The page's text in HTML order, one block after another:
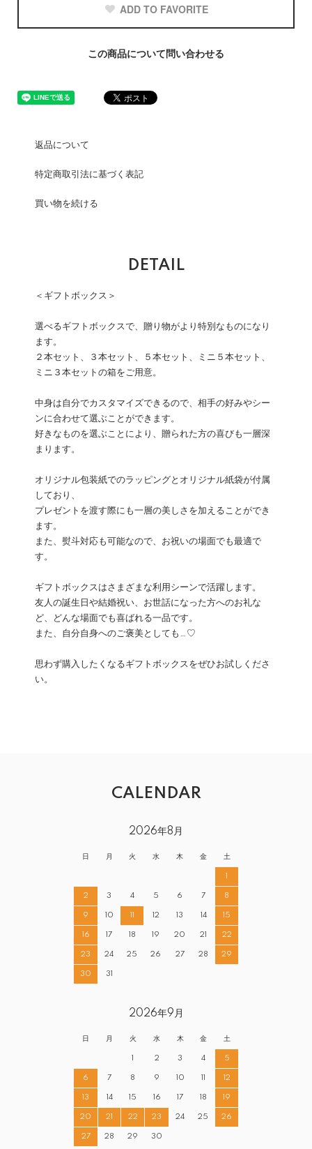
ADD TO FAVORITE
この商品について問い合わせる
返品について
特定商取引法に基づく表記
買い物を続ける
DETAIL
＜ギフトボックス＞
選べるギフトボックスで、贈り物がより特別なものになり
ます。
２本セット、３本セット、５本セット、ミニ５本セット、
ミニ３本セットの箱をご用意。
中身は自分でカスタマイズできるので、相手の好みやシー
ンに合わせて選ぶことができます。
好きなものを選ぶことにより、贈られた方の喜びも一層深
まります。
オリジナル包装紙でのラッピングとオリジナル紙袋が付属
しており、
プレゼントを渡す際にも一層の美しさを加えることができ
ます。
また、熨斗対応も可能なので、お祝いの場面でも最適で
す。
ギフトボックスはさまざまな利用シーンで活躍します。
友人の誕生日や結婚祝い、お世話になった方へのお礼な
ど、どんな場面でも喜ばれる一品です。
また、自分自身へのご褒美としても…♡
思わず購入したくなるギフトボックスをぜひお試しくださ
い。
CALENDAR
2026年8月
日 月 火 水 木 金 土
1
2 3 4 5 6 7 8
9 10 11 12 13 14 15
16 17 18 19 20 21 22
23 24 25 26 27 28 29
30 31
2026年9月
日 月 火 水 木 金 土
1 2 3 4 5
6 7 8 9 10 11 12
13 14 15 16 17 18 19
20 21 22 23 24 25 26
27 28 29 30